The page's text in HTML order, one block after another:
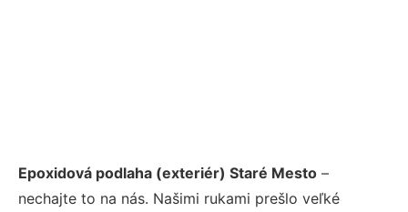
Epoxidová podlaha (exteriér) Staré Mesto –
nechajte to na nás. Našimi rukami prešlo veľké